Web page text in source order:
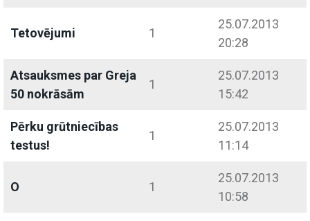
Tetovējumi 1
25.07.2013
20:28
Atsauksmes par Greja
50 nokrāsām
1
25.07.2013
15:42
Pērku grūtniecības
testus!
1
25.07.2013
11:14
O 1
25.07.2013
10:58